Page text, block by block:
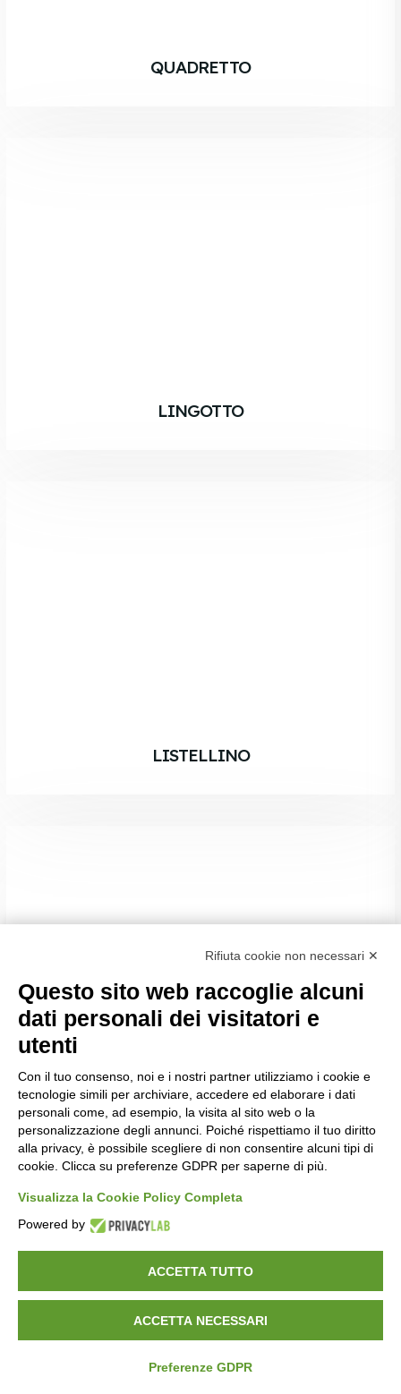
QUADRETTO
LINGOTTO
LISTELLINO
DOPPIO T H6
Rifiuta cookie non necessari ✕
Questo sito web raccoglie alcuni
dati personali dei visitatori e
utenti
Con il tuo consenso, noi e i nostri partner utilizziamo i cookie e
tecnologie simili per archiviare, accedere ed elaborare i dati
personali come, ad esempio, la visita al sito web o la
personalizzazione degli annunci. Poiché rispettiamo il tuo diritto
alla privacy, è possibile scegliere di non consentire alcuni tipi di
cookie. Clicca su preferenze GDPR per saperne di più.
Visualizza la Cookie Policy Completa
Powered by
ACCETTA TUTTO
ACCETTA NECESSARI
Preferenze GDPR